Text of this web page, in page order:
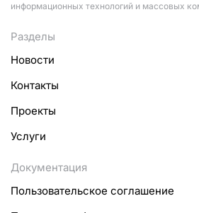
информационных технологий и массовых
Разделы
Новости
Контакты
Проекты
Услуги
Документация
Пользовательское соглашение